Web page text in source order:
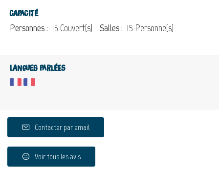
Capacité
Personnes : 15 Couvert(s) Salles : 15 Personne(s)
Langues parlées
Contacter par email
Voir tous les avis